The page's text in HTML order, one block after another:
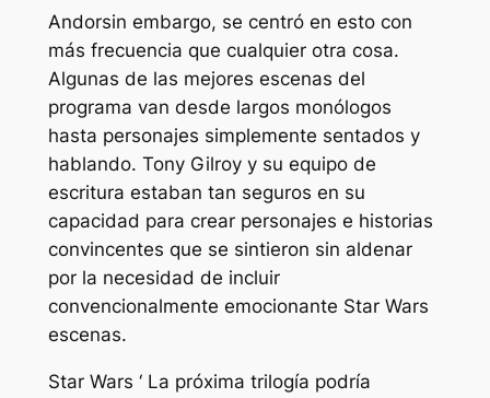
Andorsin embargo, se centró en esto con
más frecuencia que cualquier otra cosa.
Algunas de las mejores escenas del
programa van desde largos monólogos
hasta personajes simplemente sentados y
hablando. Tony Gilroy y su equipo de
escritura estaban tan seguros en su
capacidad para crear personajes e historias
convincentes que se sintieron sin aldenar
por la necesidad de incluir
convencionalmente emocionante Star Wars
escenas.
Star Wars ‘La próxima trilogía podría